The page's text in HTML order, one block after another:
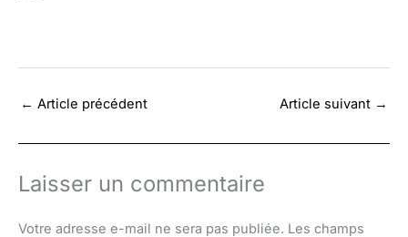
← Article précédent Article suivant →
Laisser un commentaire
Votre adresse e-mail ne sera pas publiée. Les champs